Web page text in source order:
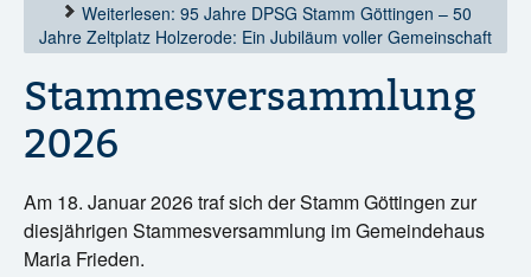
Weiterlesen: 95 Jahre DPSG Stamm Göttingen – 50
Jahre Zeltplatz Holzerode: Ein Jubiläum voller Gemeinschaft
Stammesversammlung
2026
Am 18. Januar 2026 traf sich der Stamm Göttingen zur
diesjährigen Stammesversammlung im Gemeindehaus
Maria Frieden.